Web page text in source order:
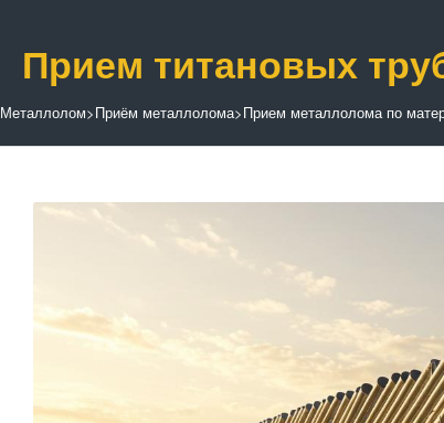
Прием титановых
Металлолом>Приём металлолома>Прием металлолома по